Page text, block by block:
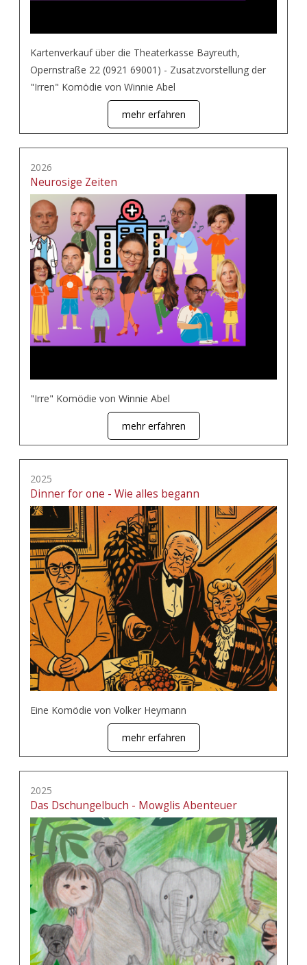
Kartenverkauf über die Theaterkasse Bayreuth,
Opernstraße 22 (0921 69001) - Zusatzvorstellung der
"Irren" Komödie von Winnie Abel
mehr erfahren
2026
Neurosige Zeiten
"Irre" Komödie von Winnie Abel
mehr erfahren
2025
Dinner for one - Wie alles begann
Eine Komödie von Volker Heymann
mehr erfahren
2025
Das Dschungelbuch - Mowglis Abenteuer